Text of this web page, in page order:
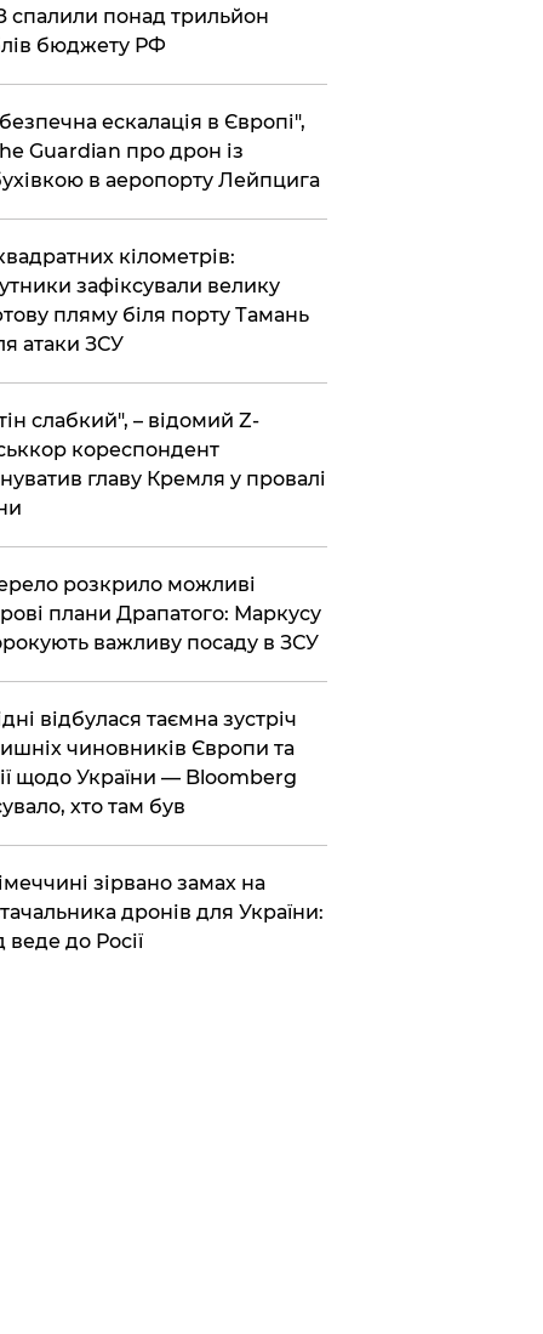
спалили понад трильйон
бюджету РФ
ескалація в Європі",
Guardian про дрон із
в аеропорту Лейпцига
кілометрів:
зафіксували велику
пляму біля порту Тамань
атаки ЗСУ
слабкий", – відомий Z-
кореспондент
главу Кремля у провалі
розкрило можливі
плани Драпатого: Маркусу
важливу посаду в ЗСУ
відбулася таємна зустріч
чиновників Європи та
щодо України — Bloomberg
хто там був
зірвано замах на
дронів для України:
веде до Росії